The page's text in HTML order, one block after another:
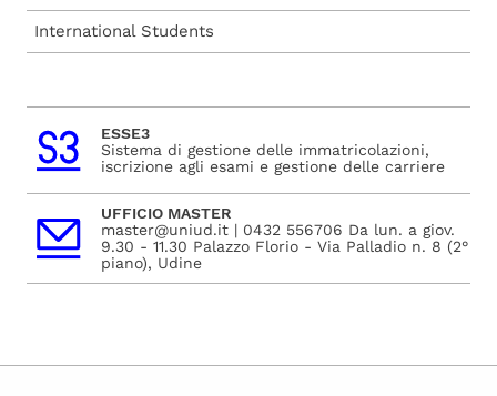
International Students
ESSE3
Sistema di gestione delle immatricolazioni,
iscrizione agli esami e gestione delle carriere
UFFICIO MASTER
master@uniud.it | 0432 556706 Da lun. a giov.
9.30 - 11.30 Palazzo Florio - Via Palladio n. 8 (2°
piano), Udine